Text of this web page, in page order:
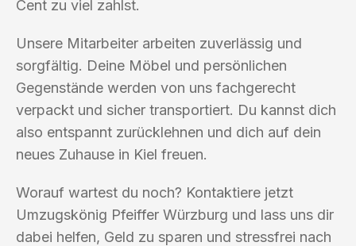
Cent zu viel zahlst.
Unsere Mitarbeiter arbeiten zuverlässig und
sorgfältig. Deine Möbel und persönlichen
Gegenstände werden von uns fachgerecht
verpackt und sicher transportiert. Du kannst dich
also entspannt zurücklehnen und dich auf dein
neues Zuhause in Kiel freuen.
Worauf wartest du noch? Kontaktiere jetzt
Umzugskönig Pfeiffer Würzburg und lass uns dir
dabei helfen, Geld zu sparen und stressfrei nach